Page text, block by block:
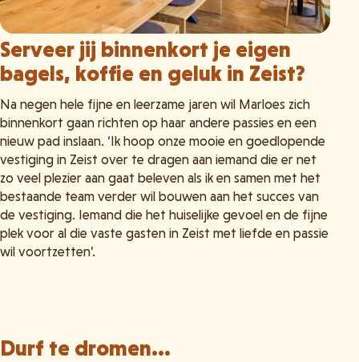
Serveer jij binnenkort je eigen
bagels, koffie en geluk in Zeist?
Na negen hele fijne en leerzame jaren wil Marloes zich
binnenkort gaan richten op haar andere passies en een
nieuw pad inslaan. ‘Ik hoop onze mooie en goedlopende
vestiging in Zeist over te dragen aan iemand die er net
zo veel plezier aan gaat beleven als ik en samen met het
bestaande team verder wil bouwen aan het succes van
de vestiging. Iemand die het huiselijke gevoel en de fijne
plek voor al die vaste gasten in Zeist met liefde en passie
wil voortzetten’.
Durf te dromen...